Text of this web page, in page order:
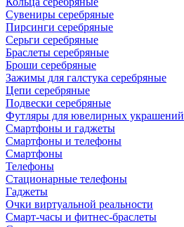
Сувениры серебряные
Пирсинги серебряные
Серьги серебряные
Браслеты серебряные
Броши серебряные
Зажимы для галстука серебряные
Цепи серебряные
Подвески серебряные
Футляры для ювелирных украшений
Смартфоны и гаджеты
Смартфоны и телефоны
Смартфоны
Телефоны
Стационарные телефоны
Гаджеты
Очки виртуальной реальности
Смарт-часы и фитнес-браслеты